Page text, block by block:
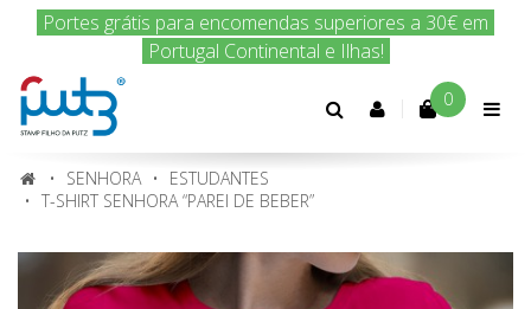
Encomenda hoje e nós enviamos amanhã!
Conta 0
SENHORA
ESTUDANTES
T-SHIRT SENHORA “PAREI DE BEBER”